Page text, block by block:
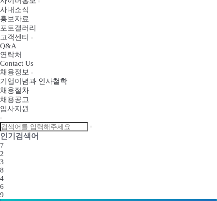
사내소식
홍보자료
포토갤러리
고객센터
Q&A
연락처
Contact Us
채용정보
기업이념과 인사철학
채용절차
채용공고
입사지원
인기검색어
7
2
3
8
4
6
9